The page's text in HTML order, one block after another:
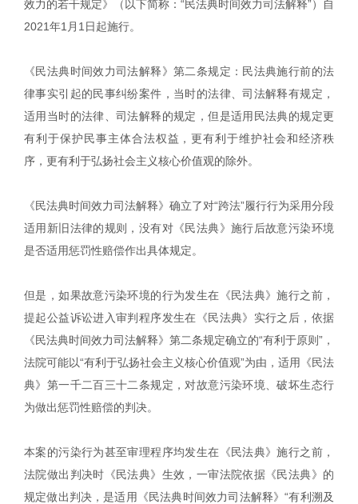
效力的若干规定》（以下简称：“民法典时间效力司法解释”）自
2021年1月1日起施行。
《民法典时间效力司法解释》第二条规定：民法典施行前的法
律事实引起的民事纠纷案件，当时的法律、司法解释有规定，
适用当时的法律、司法解释的规定，但是适用民法典的规定更
有利于保护民事主体合法权益，更有利于维护社会和经济秩
序，更有利于弘扬社会主义核心价值观的除外。
《民法典时间效力司法解释》确立了对“跨法”履行行为采用分段
适用新旧法律的规则，没有对《民法典》施行后故意污染环境
是否适用惩罚性赔偿作出具体规定。
但是，如果故意污染环境的行为发生在《民法典》施行之前，
提起公益诉讼进入审判程序发生在《民法典》实行之后，依据
《民法典时间效力司法解释》第二条规定确立的“有利于原则”，
法院可能以“有利于弘扬社会主义核心价值观”为由，适用《民法
典》第一千二百三十二条规定，对故意污染环境、破坏生态行
为做出惩罚性赔偿的判决。
本案的污染行为甚至审理程序均发生在《民法典》施行之前，
法院做出判决时《民法典》生效，一审法院依据《民法典》的
规定做出判决，是适用《民法典时间效力司法解释》“有利溯及